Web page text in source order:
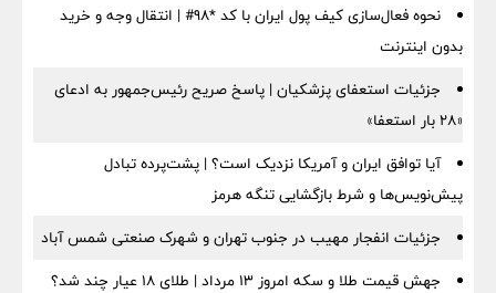
نحوه فعال‌سازی کیف پول ایران با کد *98# | انتقال وجه و خرید
بدون اینترنت
جزئیات استعفای پزشکیان | پاسخ صریح رئیس‌جمهور به ادعای
«۲۸ بار استعفا»
آیا توافق ایران و آمریکا نزدیک است؟ | پشت‌پرده تبادل
پیش‌نویس‌ها و شرط بازگشایی تنگه هرمز
جزئیات انفجار مهیب در جنوب تهران و شهرک صنعتی شمس آباد
جهش قیمت طلا و سکه امروز ۱۳ مرداد | طلای ۱۸ عیار چند شد؟